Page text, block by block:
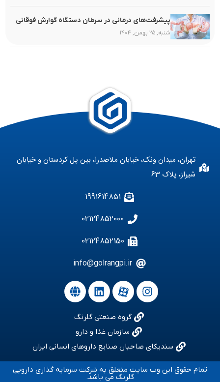
پیشرفت‌های درمانی در سرطان دستگاه گوارش فوقانی
شنبه, ۲۵ بهمن, ۱۴۰۴
تهران، میدان ونک، خیابان ملاصدرا، بین پل کردستان و خیابان
شیراز، پلاک 63
1991614851
02124852000
02124852150
info@golrangpi.ir
گروه صنعتی گلرنگ
سازمان غذا و دارو
سندیکای صاحبان صنایع داروهای انسانی ایران
تمام حقوق این وب سایت متعلق به شرکت سرمایه گذاری دارویی
گلرنگ می باشد.